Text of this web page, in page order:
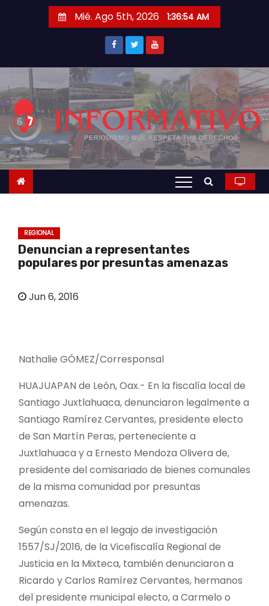
r
a
c
o
t
Mié. Ago 5th, 2026 1:36:55 AM
REGIONAL
Denuncian a representantes
populares por presuntas amenazas
Jun 6, 2016
Nathalie GÓMEZ/Corresponsal
HUAJUAPAN de León, Oax.- En la fiscalía local de
Santiago Juxtlahuaca, denunciaron legalmente a
Santiago Ramírez Cervantes, presidente electo
de San Martín Peras, perteneciente a
Juxtlahuaca y a Ernesto Mendoza Olivera de,
presidente del comisariado de bienes comunales
de la misma comunidad por presuntas
amenazas.
Según consta en el legajo de investigación
1557/SJ/2016, de la Vicefiscalía Regional de
Justicia en la Mixteca, también denunciaron a
Ricardo y Carlos Ramírez Cervantes, hermanos
del presidente municipal electo, a Carmelo o